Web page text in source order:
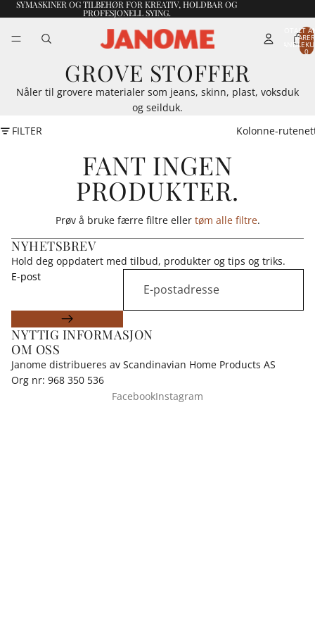
SYMASKINER OG TILBEHØR FOR KREATIV, HOLDBAR OG
PROFESJONELL SYING.
TOTALT
0
GROVE STOFFER
Nåler til grovere materialer som jeans, skinn, plast, voksduk
og seilduk.
FILTER
Kolonne-
FANT INGEN
PRODUKTER.
Prøv å bruke færre filtre eller tøm alle filtre.
NYHETSBREV
Hold deg oppdatert med tilbud, produkter og tips og triks.
E-post
NYTTIG INFORMASJON
OM OSS
Janome distribueres av Scandinavian Home Products AS
Org nr: 968 350 536
FacebookInstagram